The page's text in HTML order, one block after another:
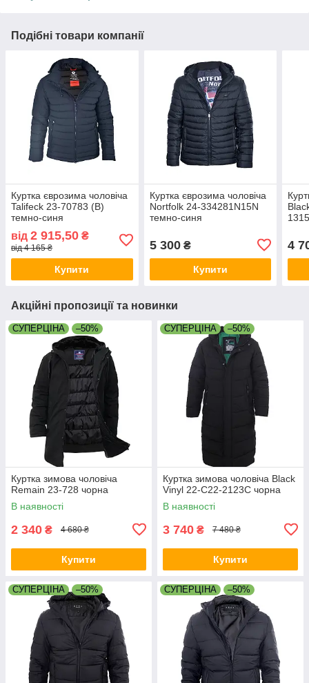
Подібні товари компанії
Куртка єврозима чоловіча
Talifeck 23-70783 (B)
темно-синя
від 2 915,50 ₴
від 4 165 ₴
Купити
Куртка єврозима чоловіча
Nortfolk 24-334281N15N
темно-синя
5 300₴
Купити
4
Акційні пропозиції та новинки
СУПЕРЦІНА –50%
Куртка зимова чоловіча
Remain 23-728 чорна
В наявності
2 340 ₴ 4 680 ₴
Купити
СУПЕРЦІНА –50%
Куртка зимова чоловіча Black
Vinyl 22-C22-2123C чорна
В наявності
3 740 ₴ 7 480 ₴
Купити
СУПЕРЦІНА –50% СУПЕРЦІНА –50%